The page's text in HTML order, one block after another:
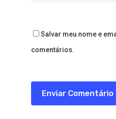
Salvar meu nome e
comentários.